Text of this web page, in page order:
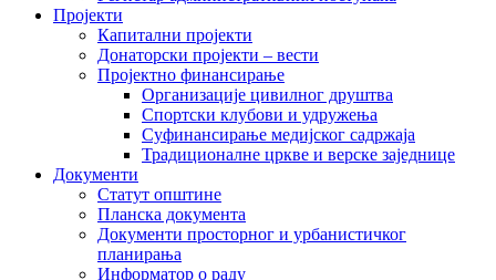
Пројекти
Капитални пројекти
Донаторски пројекти – вести
Пројектно финансирање
Организације цивилног друштва
Спортски клубови и удружења
Суфинансирање медијског садржаја
Традиционалне цркве и верске заједнице
Документи
Статут општине
Планска документа
Документи просторног и урбанистичког
планирања
Информатор о раду